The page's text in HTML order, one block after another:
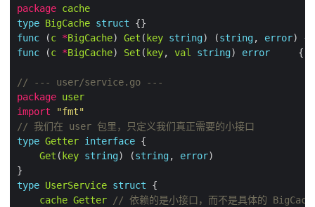
package cache
type BigCache struct
func (c *BigCache) Get (key string) (string, error) {
func (c *BigCache) Set (key, val string) error
     {
// --- user/service.go ---
package user
import
"fmt"
// 我们在 user 包里，只定义我们真正需要的小接口
type Getter interface
Get (key string) (string, error
type UserService struct
cache Getter
// 依赖的是小接口，而不是具体的